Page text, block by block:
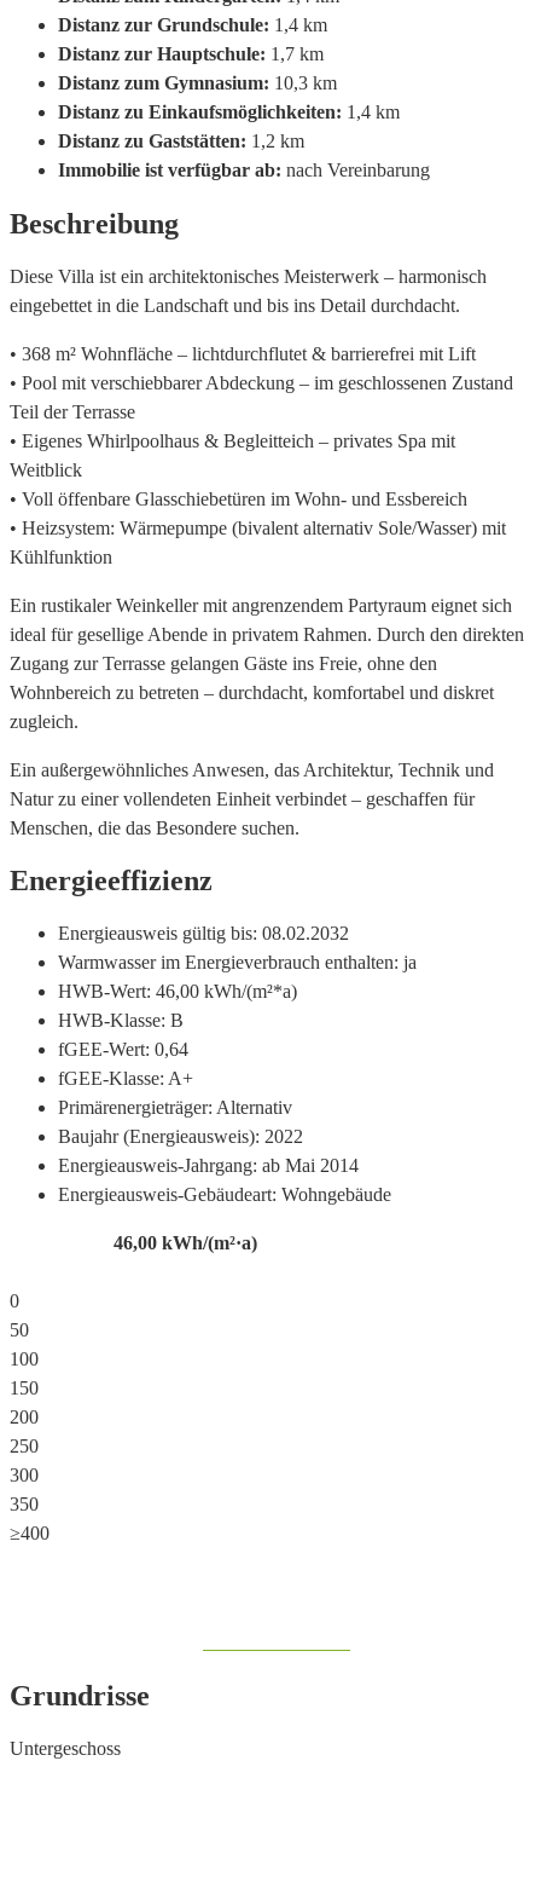
Distanz zur Grundschule: 1,4 km
Distanz zur Hauptschule: 1,7 km
Distanz zum Gymnasium: 10,3 km
Distanz zu Einkaufsmöglichkeiten: 1,4 km
Distanz zu Gaststätten: 1,2 km
Immobilie ist verfügbar ab: nach Vereinbarung
Beschreibung
Diese Villa ist ein architektonisches Meisterwerk – harmonisch
eingebettet in die Landschaft und bis ins Detail durchdacht.
• 368 m² Wohnfläche – lichtdurchflutet & barrierefrei mit Lift
• Pool mit verschiebbarer Abdeckung – im geschlossenen Zustand
Teil der Terrasse
• Eigenes Whirlpoolhaus & Begleitteich – privates Spa mit
Weitblick
• Voll öffenbare Glasschiebetüren im Wohn- und Essbereich
• Heizsystem: Wärmepumpe (bivalent alternativ Sole/Wasser) mit
Kühlfunktion
Ein rustikaler Weinkeller mit angrenzendem Partyraum eignet sich
ideal für gesellige Abende in privatem Rahmen. Durch den direkten
Zugang zur Terrasse gelangen Gäste ins Freie, ohne den
Wohnbereich zu betreten – durchdacht, komfortabel und diskret
zugleich.
Ein außergewöhnliches Anwesen, das Architektur, Technik und
Natur zu einer vollendeten Einheit verbindet – geschaffen für
Menschen, die das Besondere suchen.
Energieeffizienz
Energieausweis gültig bis: 08.02.2032
Warmwasser im Energieverbrauch enthalten: ja
HWB-Wert: 46,00 kWh/(m²*a)
HWB-Klasse: B
fGEE-Wert: 0,64
fGEE-Klasse: A+
Primärenergieträger: Alternativ
Baujahr (Energieausweis): 2022
Energieausweis-Jahrgang: ab Mai 2014
Energieausweis-Gebäudeart: Wohngebäude
46,00kWh/(m²·a)
0
50
100
150
200
250
300
350
≥400
Grundrisse
Untergeschoss